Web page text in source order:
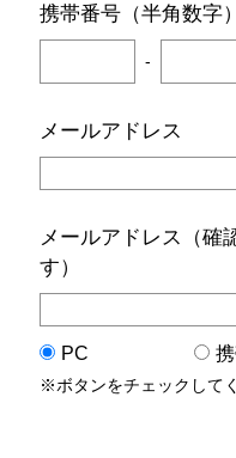
携帯番号（半角数字）
-
メールアドレス
メールアドレス（確
す）
PC
※ボタンをチェックしてく